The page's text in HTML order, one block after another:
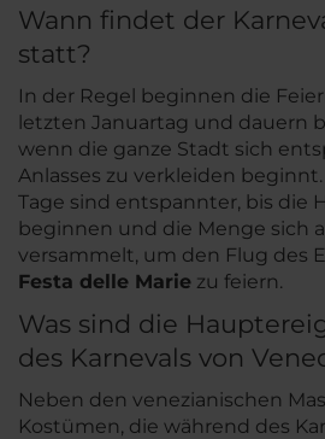
Wann findet der
statt?
In der Regel beginnen die
letzten Januartag und dauern
wenn die ganze Stadt sich
Anlasses zu verkleiden
Tage sind entspannter, bis die
beginnen und die Menge sich
versammelt, um den Flug des
Festa delle Marie zu feiern.
Was sind die
des Karnevals von
Neben den venezianischen
Kostümen, die während des